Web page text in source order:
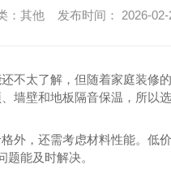
：其他 发布时间： 2026-
不太了解，但随着家庭装修
墙壁和地板隔音保温，所以
外，还需考虑材料性能。低
题能及时解决。